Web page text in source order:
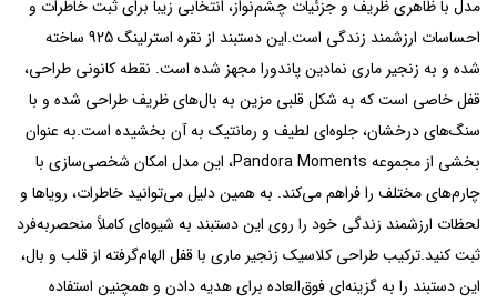
مدل با ظاهری ظریف و جزئیات چشم‌نواز، انتخابی زیبا برای ثبت خاطرات و
احساسات ارزشمند زندگی است.این دستبند از نقره استرلینگ 925 ساخته
شده و به زنجیر ماری نمادین پاندورا مجهز شده است. نقطه کانونی طراحی،
قفل خاصی است که به شکل قلبی مزین به بال‌های ظریف طراحی شده و با
سنگ‌های درخشان، جلوه‌ای لطیف و رمانتیک به آن بخشیده است.به عنوان
بخشی از مجموعه Pandora Moments، این مدل امکان شخصی‌سازی با
چارم‌های مختلف را فراهم می‌کند. به همین دلیل می‌توانید خاطرات، رویاها و
لحظات ارزشمند زندگی خود را روی این دستبند به شیوه‌ای کاملاً منحصربه‌فرد
ثبت کنید.ترکیب طراحی کلاسیک زنجیر ماری با قفل الهام‌گرفته از قلب و بال،
این دستبند را به گزینه‌ای فوق‌العاده برای هدیه دادن و همچنین استفاده